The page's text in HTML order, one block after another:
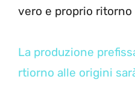
vero e proprio ritorno
La produzione
rtiorno alle origini